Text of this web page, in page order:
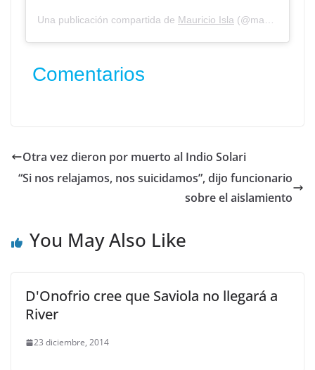
Una publicación compartida de Mauricio Isla (@mauricioislaoficial4) el
Comentarios
Otra vez dieron por muerto al Indio Solari
“Si nos relajamos, nos suicidamos”, dijo funcionario
sobre el aislamiento
You May Also Like
D'Onofrio cree que Saviola no llegará a
River
23 diciembre, 2014